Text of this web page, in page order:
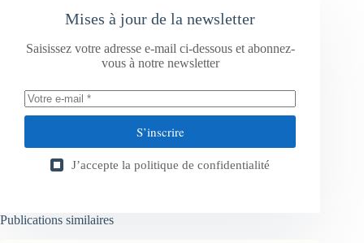
Mises à jour de la newsletter
Saisissez votre adresse e-mail ci-dessous et abonnez-
vous à notre newsletter
S’inscrire
J’accepte la politique de confidentialité
Publications similaires